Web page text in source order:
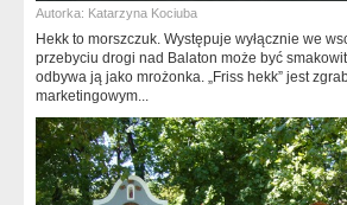
Autorka: Katarzyna Kociuba
Hekk to morszczuk. Występuje wyłącznie we
przebyciu drogi nad Balaton może być
odbywa ją jako mrożonka. „Friss hekk” jest
marketingowym...